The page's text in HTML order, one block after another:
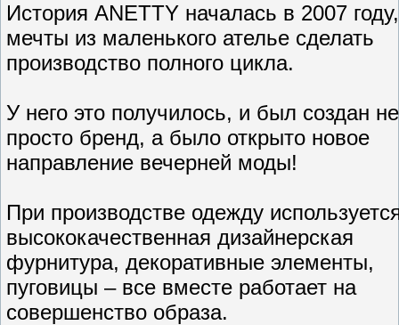
История ANETTY началась в 2007
мечты из маленького ателье сделать
производство полного цикла.
У него это получилось, и был создан не
просто бренд, а было открыто новое
направление вечерней моды!
При производстве одежду
высококачественная дизайнерская
фурнитура, декоративные элементы,
пуговицы – все вместе работает на
совершенство образа.